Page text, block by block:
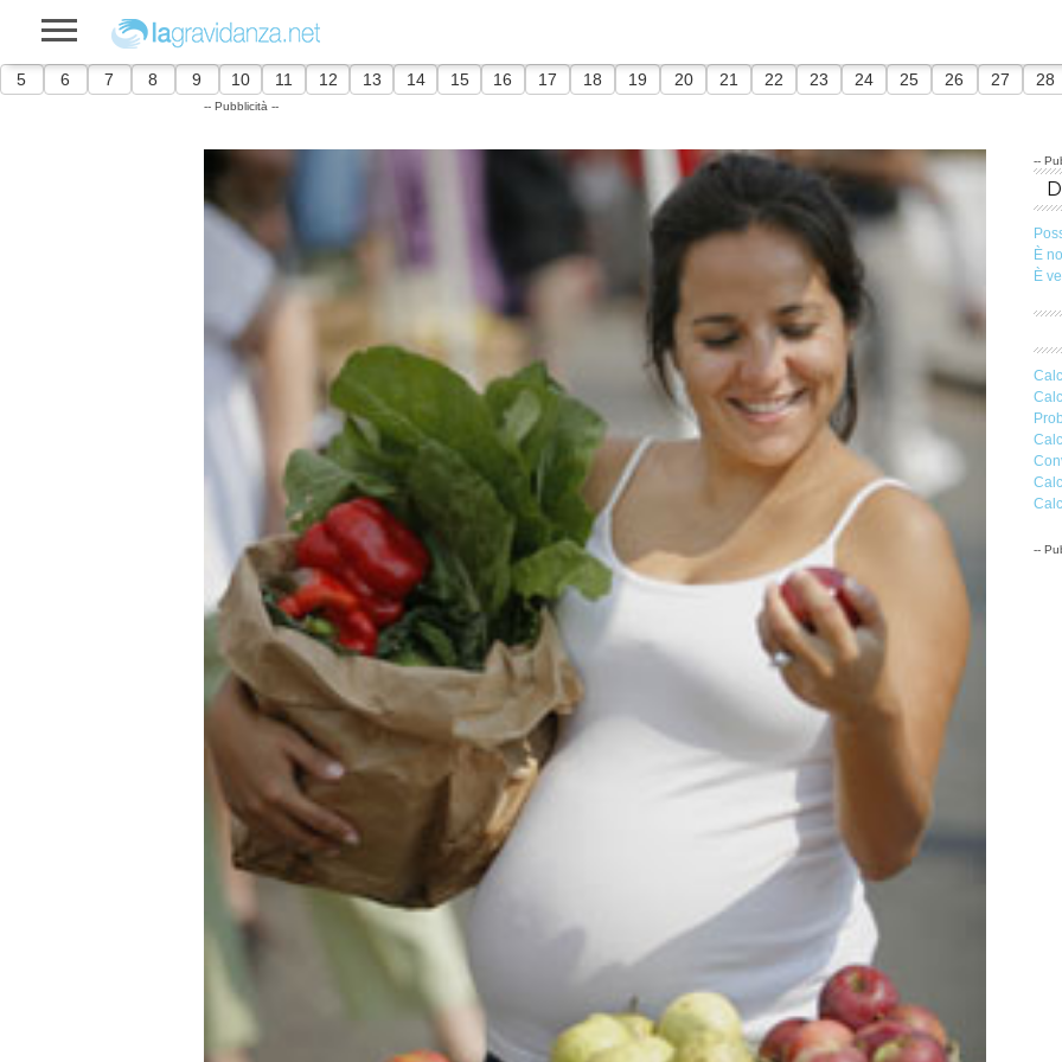
5 6 7 8 9 10 11 12 13 14 15 16 17 18 19 20 21 22 23 24 25 26 27 28
-- Pubblicità --
--
È
È
--